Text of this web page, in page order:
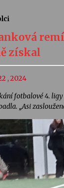
získal
, 2024
fotbalové 4.
„Asi